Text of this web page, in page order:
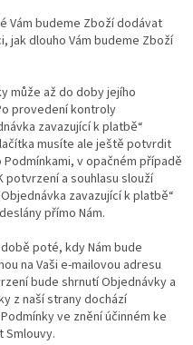
Vám budeme Zboží dodávat
jak dlouho Vám budeme Zboží
může až do doby jejího
provedení kontroly
zavazující k platbě“
musíte ale ještě potvrdit
v opačném případě
a souhlasu slouží
zavazující k platbě“
přímo Nám.
poté, kdy Nám bude
na Vaši e-mailovou adresu
bude shrnutí Objednávky a
z naší strany dochází
ve znění účinném ke
Smlouvy.